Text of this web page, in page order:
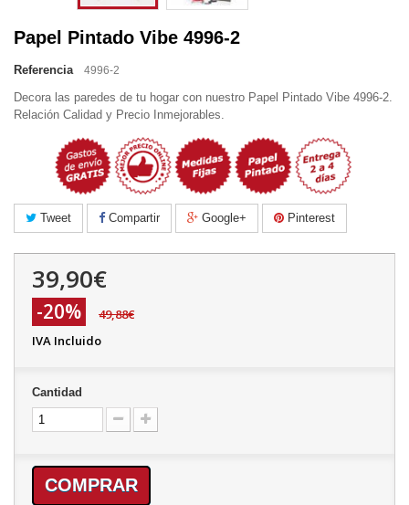
Papel Pintado Vibe 4996-2
Referencia 4996-2
Decora las paredes de tu hogar con nuestro Papel Pintado Vibe 4996-2.
Relación Calidad y Precio Inmejorables.
Tweet Compartir Google+ Pinterest
39,90€
-20%
49,88€
IVA Incluido
Cantidad
COMPRAR